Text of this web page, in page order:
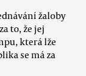
žaloby
to, že jej
která lže
se má za